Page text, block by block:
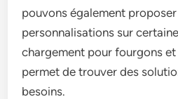
pouvons également
personnalisations sur
chargement pour fourgons
permet de trouver des
besoins.